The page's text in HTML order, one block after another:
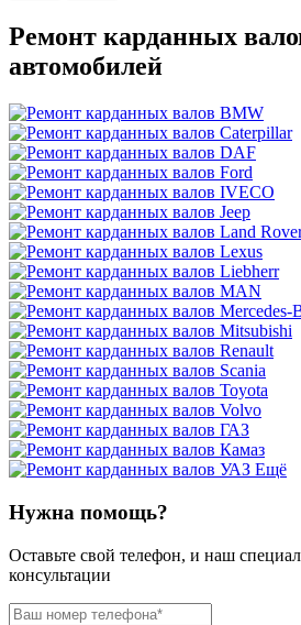
Ремонт карданных
автомобилей
Ещё
Нужна помощь?
Оставьте свой телефон, и наш
консультации